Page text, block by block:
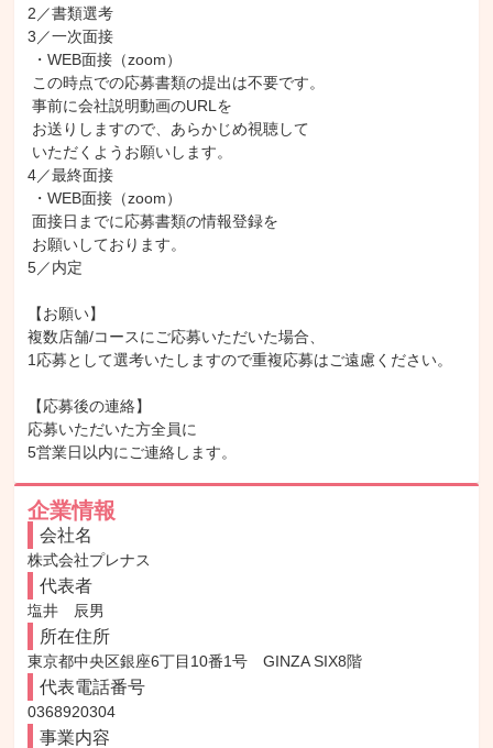
2／書類選考
3／一次面接
4／最終面接
5／内定
【お願い】
複数店舗/コースにご応募いただいた場合、
1応募として選考いたしますので重複応募はご遠慮ください。
【応募後の連絡】
応募いただいた方全員に
5営業日以内にご連絡します。
企業情報
会社名
株式会社プレナス
代表者
塩井　辰男
所在住所
東京都中央区銀座6丁目10番1号　GINZA SIX8階
代表電話番号
0368920304
事業内容